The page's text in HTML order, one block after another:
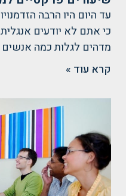
עד היום היו הרבה
כי אתם לא יודעים
מדהים לגלות כמה אנשים
קרא עוד »